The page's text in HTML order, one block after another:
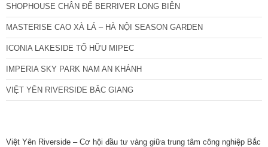
SHOPHOUSE CHÂN ĐẾ BERRIVER LONG BIÊN
MASTERISE CAO XÀ LÁ – HÀ NỘI SEASON GARDEN
ICONIA LAKESIDE TỐ HỮU MIPEC
IMPERIA SKY PARK NAM AN KHÁNH
VIỆT YÊN RIVERSIDE BẮC GIANG
Việt Yên Riverside – Cơ hội đầu tư vàng giữa trung tâm công nghiệp Bắc